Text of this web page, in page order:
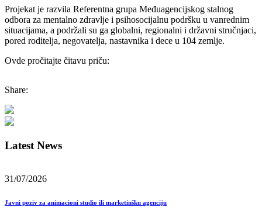
Projekat je razvila Referentna grupa Međuagencijskog stalnog
odbora za mentalno zdravlje i psihosocijalnu podršku u vanrednim
situacijama, a podržali su ga globalni, regionalni i državni stručnjaci,
pored roditelja, negovatelja, nastavnika i dece u 104 zemlje.
Ovde pročitajte čitavu priču:
Share:
Latest News
31/07/2026
Javni poziv za animacioni studio ili marketinšku agenciju